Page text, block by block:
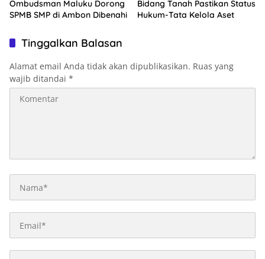
Ombudsman Maluku Dorong
SPMB SMP di Ambon Dibenahi
Bidang Tanah Pastikan Status
Hukum-Tata Kelola Aset
Tinggalkan Balasan
Alamat email Anda tidak akan dipublikasikan. Ruas yang
wajib ditandai *